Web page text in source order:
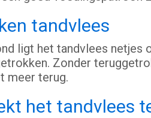
tandvlees
ligt het tandvlees netjes
Zonder
meer terug.
het tandvlees